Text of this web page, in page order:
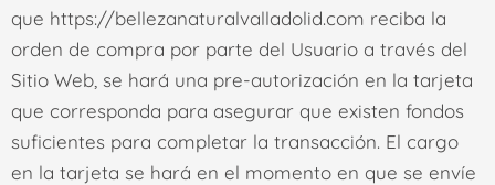
que https://bellezanaturalvalladolid.com reciba la
orden de compra por parte del Usuario a través del
Sitio Web, se hará una pre-autorización en la tarjeta
que corresponda para asegurar que existen fondos
suficientes para completar la transacción. El cargo
en la tarjeta se hará en el momento en que se envíe